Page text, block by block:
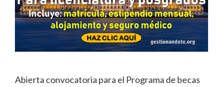
Abierta convocatoria para el Programa de becas